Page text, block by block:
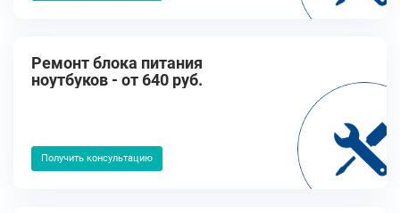
Ремонт блока питания
ноутбуков - от 640 руб.
Получить консультацию